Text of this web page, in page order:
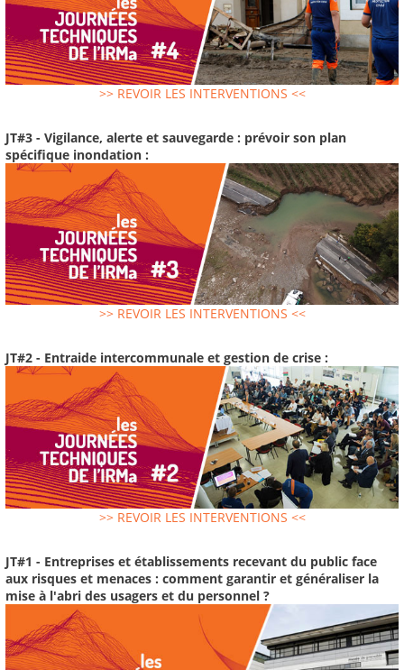
>> REVOIR LES INTERVENTIONS <<
JT#3 - Vigilance, alerte et sauvegarde : prévoir son plan
spécifique inondation :
>> REVOIR LES INTERVENTIONS <<
JT#2 - Entraide intercommunale et gestion de crise :
>> REVOIR LES INTERVENTIONS <<
JT#1 - Entreprises et établissements recevant du public face
aux risques et menaces : comment garantir et généraliser la
mise à l'abri des usagers et du personnel ?